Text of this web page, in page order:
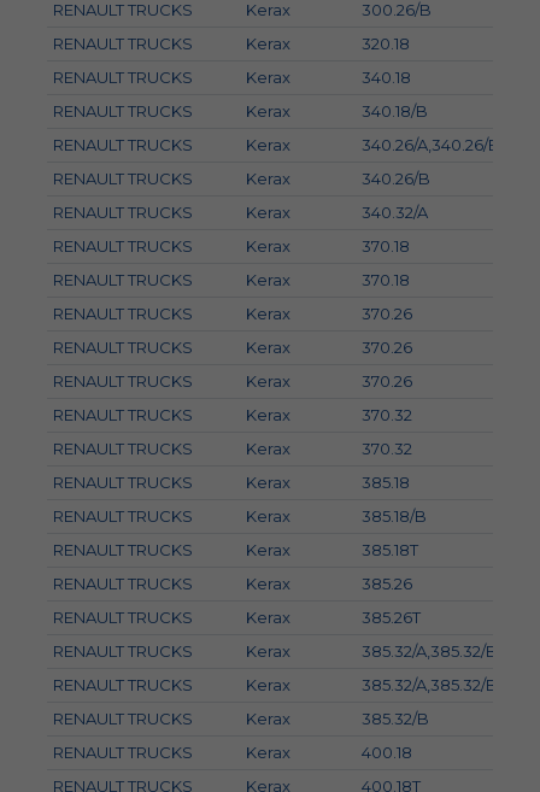
RENAULT TRUCKS
Kerax
300.26/B
RENAULT TRUCKS
Kerax
320.18
RENAULT TRUCKS
Kerax
340.18
RENAULT TRUCKS
Kerax
340.18/B
RENAULT TRUCKS
Kerax
340.26/A,340.26/B
RENAULT TRUCKS
Kerax
340.26/B
RENAULT TRUCKS
Kerax
340.32/A
RENAULT TRUCKS
Kerax
370.18
RENAULT TRUCKS
Kerax
370.18
RENAULT TRUCKS
Kerax
370.26
RENAULT TRUCKS
Kerax
370.26
RENAULT TRUCKS
Kerax
370.26
RENAULT TRUCKS
Kerax
370.32
RENAULT TRUCKS
Kerax
370.32
RENAULT TRUCKS
Kerax
385.18
RENAULT TRUCKS
Kerax
385.18/B
RENAULT TRUCKS
Kerax
385.18T
RENAULT TRUCKS
Kerax
385.26
RENAULT TRUCKS
Kerax
385.26T
RENAULT TRUCKS
Kerax
385.32/A,385.32/B
RENAULT TRUCKS
Kerax
385.32/A,385.32/
RENAULT TRUCKS
Kerax
385.32/B
RENAULT TRUCKS
Kerax
400.18
RENAULT TRUCKS
Kerax 400.18T